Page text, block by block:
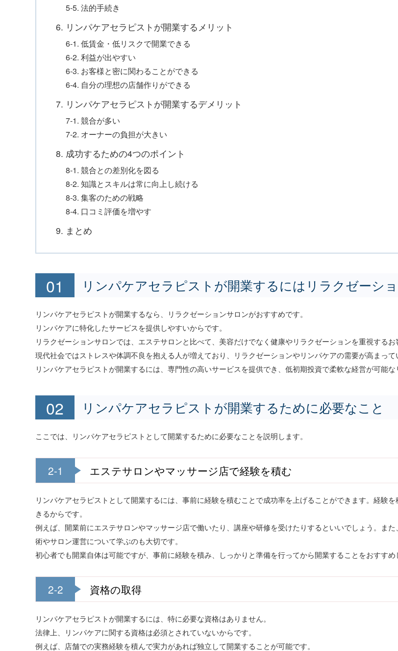
5-5. 法的手続き
6. リンパケアセラピストが開業するメリット
6-1. 低賃金・低リスクで開業できる
6-2. 利益が出やすい
6-3. お客様と密に関わることができる
6-4. 自分の理想の店舗作りができる
7. リンパケアセラピストが開業するデメリット
7-1. 競合が多い
7-2. オーナーの負担が大きい
8. 成功するための4つのポイント
8-1. 競合との差別化を図る
8-2. 知識とスキルは常に向上し続ける
8-3. 集客のための戦略
8-4. 口コミ評価を増やす
9. まとめ
リンパケアセラピストが開業するにはリラクゼーシ
リンパケアセラピストが開業するなら、リラクゼーションサロンがおすすめです。
リンパケアに特化したサービスを提供しやすいからです。
リラクゼーションサロンでは、エステサロンと比べて、美容だけでなく健康やリラクゼーションを重視するお
現代社会ではストレスや体調不良を抱える人が増えており、リラクゼーションやリンパケアの需要が高まっ
リンパケアセラピストが開業するには、専門性の高いサービスを提供でき、低初期投資で柔軟な経営が可能な
リンパケアセラピストが開業するために必要なこと
ここでは、リンパケアセラピストとして開業するために必要なことを説明します。
2-1 エステサロンやマッサージ店で経験を積む
リンパケアセラピストとして開業するには、事前に経験を積むことで成功率を上げることができます。経験
きるからです。
例えば、開業前にエステサロンやマッサージ店で働いたり、講座や研修を受けたりするといいでしょう。ま
術やサロン運営について学ぶのも大切です。
初心者でも開業自体は可能ですが、事前に経験を積み、しっかりと準備を行ってから開業することをおすすめ
2-2 資格の取得
リンパケアセラピストが開業するには、特に必要な資格はありません。
法律上、リンパケアに関する資格は必須とされていないからです。
例えば、店舗での実務経験を積んで実力があれば独立して開業することが可能です。